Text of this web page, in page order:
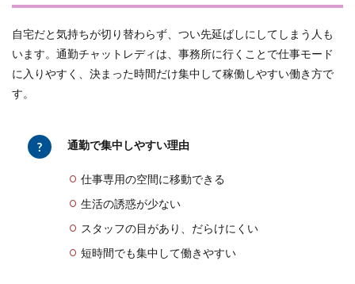
自宅だと気持ちが切り替わらず、つい先延ばしにしてしまう人も
います。通勤チャットレディは、事務所に行くことで仕事モード
に入りやすく、決まった時間だけ集中して稼働しやすい働き方で
す。
通勤で集中しやすい理由
仕事専用の空間に移動できる
生活の誘惑が少ない
スタッフの目があり、だらけにくい
短時間でも集中して働きやすい